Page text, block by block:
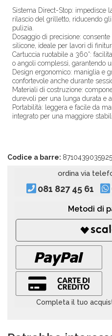
Sistema Direct-Stop: impedisce
rilascio del grilletto, riducendo
pulizia.
Dosaggio di precisione:
silicone, ideale per lavori di
Cartuccia ruotabile a 360°:
o angoli complessi, garantendo
Design ergonomico: maniglia e
confortevole anche durante
Materiali di costruzione:
durevoli per una lunga durata e
Portabilità: leggera e facile da
integrato per una maggiore
Codice a barre: 8710439035925
ordina via
081 827 45 61
Metodi di
Completa il tuo